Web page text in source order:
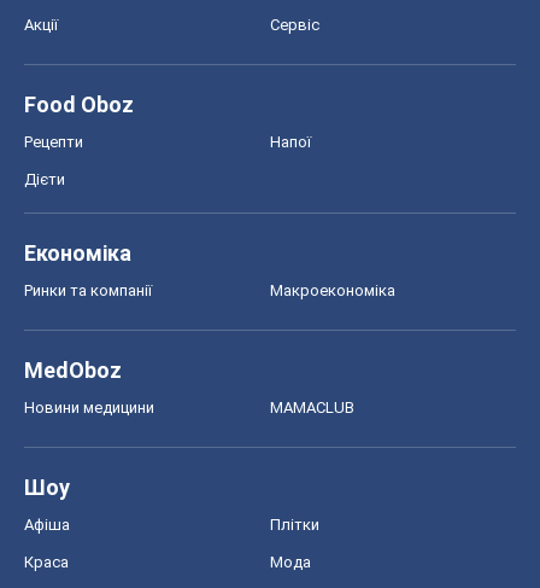
Акції Сервіс
Food Oboz
Рецепти Напої
Дієти
Економіка
Ринки та компанії Макроекономіка
MedOboz
Новини медицини MAMACLUB
Шоу
Афіша Плітки
Краса Мода